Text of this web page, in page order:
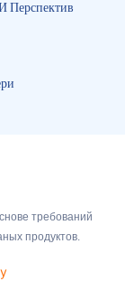
Перспектив
требований
продуктов.